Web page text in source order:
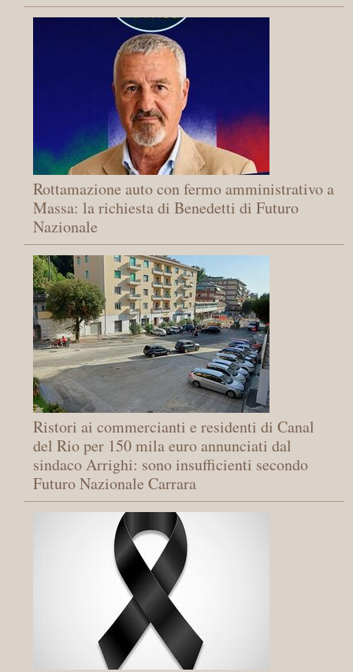
Rottamazione auto con fermo amministrativo a
Massa: la richiesta di Benedetti di Futuro
Nazionale
Ristori ai commercianti e residenti di Canal
del Rio per 150 mila euro annunciati dal
sindaco Arrighi: sono insufficienti secondo
Futuro Nazionale Carrara